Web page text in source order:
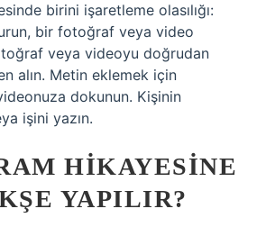
birini işaretleme olasılığı:
bir fotoğraf veya video
veya videoyu doğrudan
alın. Metin eklemek için
dokunun. Kişinin
işini yazın.
HIKAYESINE
YAPILIR?